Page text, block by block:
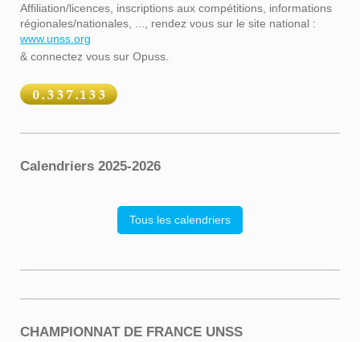
Affiliation/licences, inscriptions aux compétitions, informations
régionales/nationales, ..., rendez vous sur le site national :
www.unss.org
& connectez vous sur Opuss.
Calendriers 2025-2026
Tous les calendriers
CHAMPIONNAT DE FRANCE UNSS